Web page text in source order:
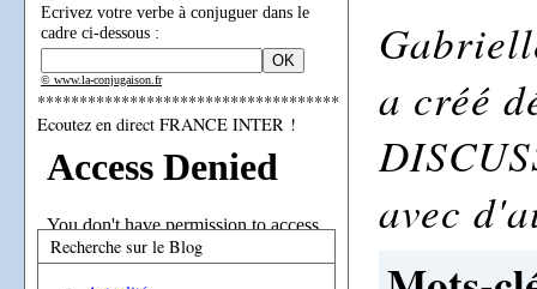
Ecrivez votre verbe à conjuguer dans le
cadre ci-dessous :
© www.la-conjugaison.fr
************************************
Ecoutez en direct FRANCE INTER !
Recherche sur le Blog
a créé
avec